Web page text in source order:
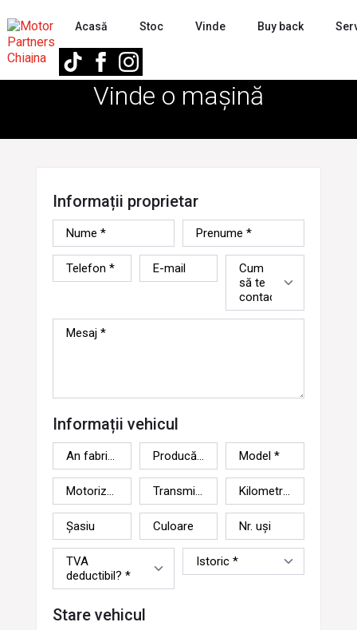
Acasă Stoc Vinde Buy back
Vinde o mașină
Informații proprietar
Nume
Prenume
Telefon
E-
mail
Cum
să
contactăm?
Mesaj
Informații vehicul
An
fabricație
*
Producător
Model
Motorizare
Transmisie
Kilometraj
Șasiu
Culoare
Nr.
uși
TVA
deductibil?
Istoric
Stare vehicul